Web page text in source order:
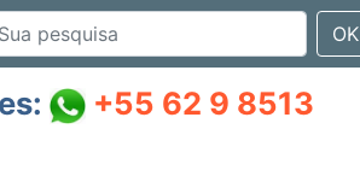
OK
+55 62 9 8513